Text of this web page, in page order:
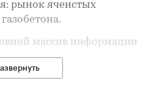
рынок ячеистых
массив информации